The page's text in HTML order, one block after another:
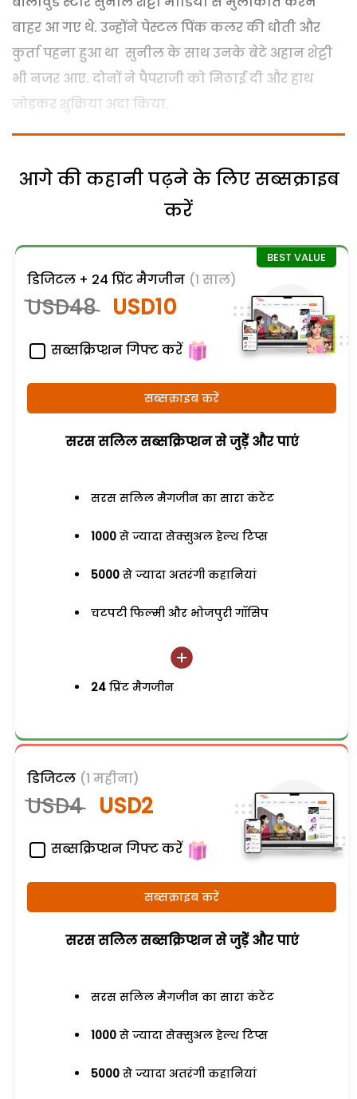
बाहर आ गए थे. उन्होंने पेस्टल पिंक कलर की धोती और
कुर्ता पहना हुआ था सुनील के साथ उनके बेटे अहान शेट्टी
भी नजर आए. दोनों ने पैपराजी को मिठाई दी और हाथ
जोड़कर शुक्र‍िया अदा किया.
आगे की कहानी पढ़ने के लिए सब्सक्राइब
करें
डिजिटल + 24 प्रिंट मैगजीन (1 साल)
USD48 USD10
सब्सक्रिप्शन गिफ्ट करें
सब्सक्राइब करें
सरस सलिल सब्सक्रिप्शन से जुड़ेें और पाएं
सरस सलिल मैगजीन का सारा कंटेंट
1000 से ज्यादा सेक्सुअल हेल्थ टिप्स
5000 से ज्यादा अतरंगी कहानियां
चटपटी फिल्मी और भोजपुरी गॉसिप
24 प्रिंट मैगजीन
डिजिटल (1 महीना)
USD4 USD2
सब्सक्रिप्शन गिफ्ट करें
सब्सक्राइब करें
सरस सलिल सब्सक्रिप्शन से जुड़ेें और पाएं
सरस सलिल मैगजीन का सारा कंटेंट
1000 से ज्यादा सेक्सुअल हेल्थ टिप्स
5000 से ज्यादा अतरंगी कहानियां